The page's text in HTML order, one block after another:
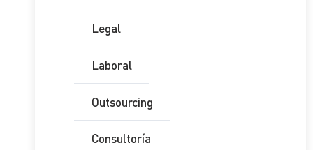
Legal
Laboral
Outsourcing
Consultoría